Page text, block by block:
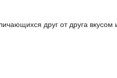
друг от друга